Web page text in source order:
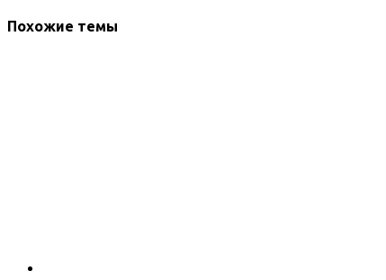
Похожие темы